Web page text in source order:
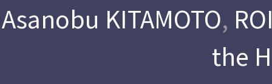
Asanobu KITAMOTO,
the